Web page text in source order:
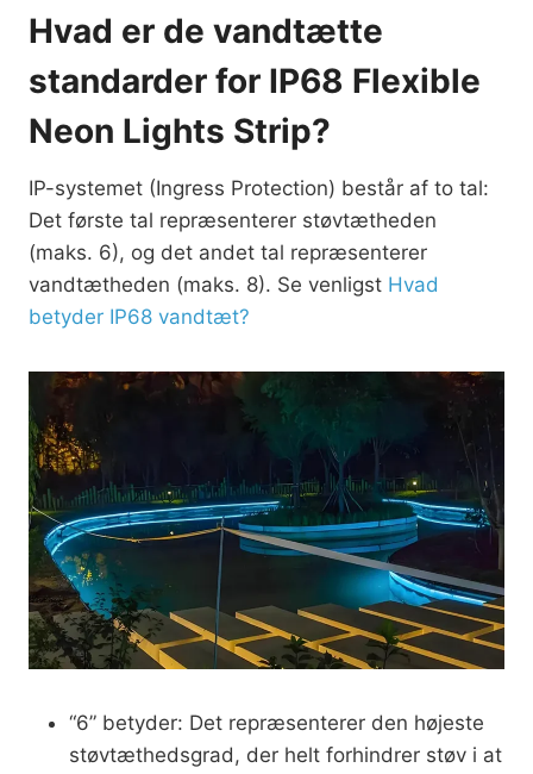
Hvad er de vandtætte
standarder for IP68 Flexible
Neon Lights Strip?
IP-systemet (Ingress Protection) består af to tal:
Det første tal repræsenterer støvtætheden
(maks. 6), og det andet tal repræsenterer
vandtætheden (maks. 8). Se venligst Hvad
betyder IP68 vandtæt?
“6” betyder: Det repræsenterer den højeste
støvtæthedsgrad, der helt forhindrer støv i at